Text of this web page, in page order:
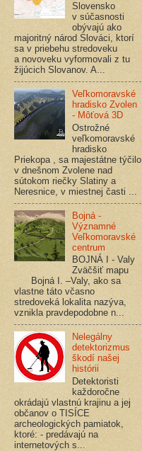
Slovensko
v súčasnosti
obývajú ako
majoritný národ Slováci, ktorí
sa v priebehu stredoveku
a novoveku vyformovali z tu
žijúcich Slovanov. A...
Veľkomoravské
hradisko Zvolen
- Môťová 3D
Ostrožné
veľkomoravské
hradisko
Priekopa , sa majestátne týčilo
v dnešnom Zvolene nad
sútokom riečky Slatiny a
Neresnice, v miestnej časti ...
Bojná -
Významné
Veľkomoravské
centrum
BOJNÁ I - Valy
Zväčšiť mapu
Bojná I. –Valy, ako sa
vlastne táto včasno
stredoveká lokalita nazýva,
vznikla pravdepodobne n...
Nelegálny
detektorizmus
škodí našej
histórii
Detektoristi
každoročne
okrádajú vlastnú krajinu a jej
občanov o TISÍCE
archeologických pamiatok,
ktoré: - predávajú na
internetových s...